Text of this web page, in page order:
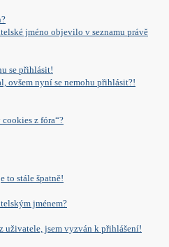
jméno objevilo v seznamu právě
se přihlásit!
ovšem nyní se nemohu přihlásit?!
z fóra“?
to stále špatně!
jménem?
jsem vyzván k přihlášení!